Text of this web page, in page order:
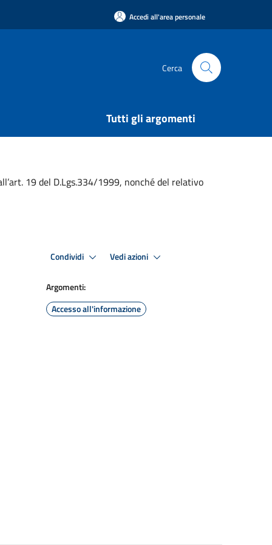
Accedi all'area personale
Cerca
Tutti gli argomenti
19 del D.Lgs.334/1999, nonché del relativo
Condividi Vedi azioni
Argomenti:
Accesso all'informazione